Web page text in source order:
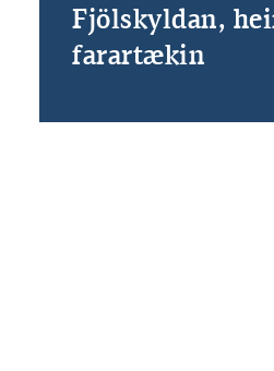
Fjölskyldan,
farartækin